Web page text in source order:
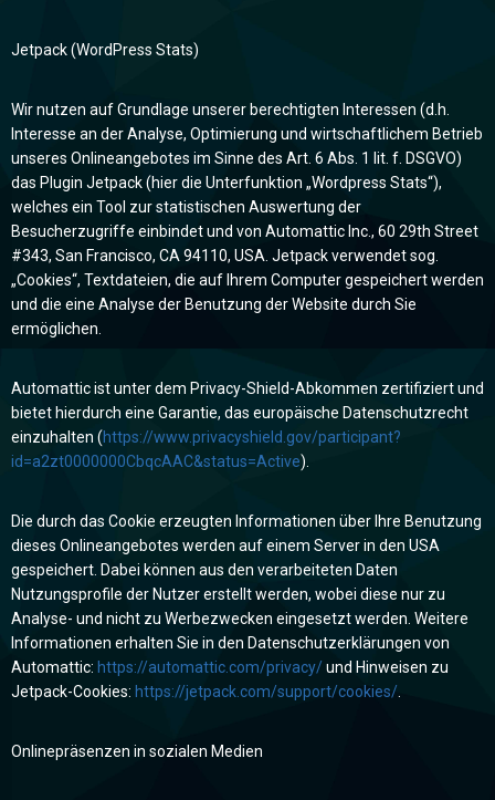
Jetpack (WordPress Stats)
Wir nutzen auf Grundlage unserer berechtigten Interessen (d.h.
Interesse an der Analyse, Optimierung und wirtschaftlichem Betrieb
unseres Onlineangebotes im Sinne des Art. 6 Abs. 1 lit. f. DSGVO)
das Plugin Jetpack (hier die Unterfunktion „Wordpress Stats“),
welches ein Tool zur statistischen Auswertung der
Besucherzugriffe einbindet und von Automattic Inc., 60 29th Street
#343, San Francisco, CA 94110, USA. Jetpack verwendet sog.
„Cookies“, Textdateien, die auf Ihrem Computer gespeichert werden
und die eine Analyse der Benutzung der Website durch Sie
ermöglichen.
Automattic ist unter dem Privacy-Shield-Abkommen zertifiziert und
bietet hierdurch eine Garantie, das europäische Datenschutzrecht
einzuhalten (https://www.privacyshield.gov/participant?
id=a2zt0000000CbqcAAC&status=Active).
Die durch das Cookie erzeugten Informationen über Ihre Benutzung
dieses Onlineangebotes werden auf einem Server in den USA
gespeichert. Dabei können aus den verarbeiteten Daten
Nutzungsprofile der Nutzer erstellt werden, wobei diese nur zu
Analyse- und nicht zu Werbezwecken eingesetzt werden. Weitere
Informationen erhalten Sie in den Datenschutzerklärungen von
Automattic: https://automattic.com/privacy/und Hinweisen zu
Jetpack-Cookies: https://jetpack.com/support/cookies/
Onlinepräsenzen in sozialen Medien